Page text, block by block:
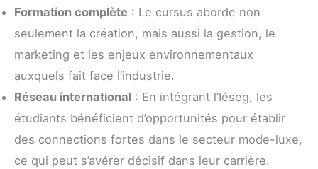
Formation complète : Le cursus aborde non
seulement la création, mais aussi la gestion, le
marketing et les enjeux environnementaux
auxquels fait face l’industrie.
Réseau international : En intégrant l’Iéseg, les
étudiants bénéficient d’opportunités pour établir
des connections fortes dans le secteur mode-luxe,
ce qui peut s’avérer décisif dans leur carrière.